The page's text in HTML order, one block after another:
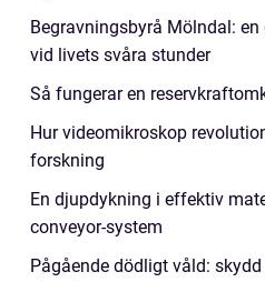
Begravningsbyrå Mölndal:
vid livets svåra stunder
Så fungerar en
Hur videomikroskop
forskning
En djupdykning i effektiv
conveyor-system
Pågående dödligt våld: